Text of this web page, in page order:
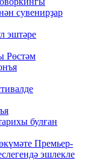
сувенирҙар
эштәре
Рөстәм
булған
Премьер-
эшлекле